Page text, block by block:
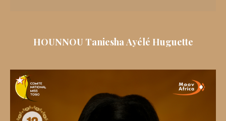
HOUNNOU Taniesha Ayélé Huguette